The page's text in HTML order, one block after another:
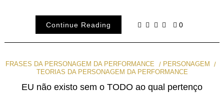
Continue Reading 0
FRASES DA PERSONAGEM DA PERFORMANCE
PERSONAGEM
TEORIAS DA PERSONAGEM DA PERFORMANCE
EU não existo sem o TODO ao qual pertenço